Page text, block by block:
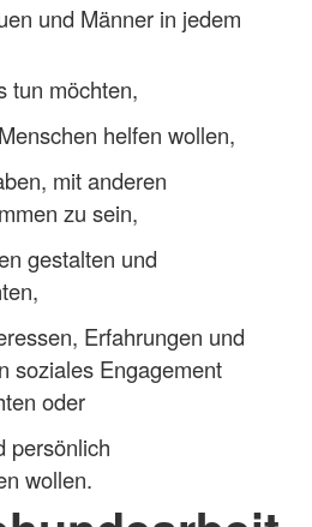
und Männer in jedem
tun möchten,
helfen wollen,
mit anderen
zu sein,
gestalten und
Erfahrungen und
soziales Engagement
oder
persönlich
wollen.